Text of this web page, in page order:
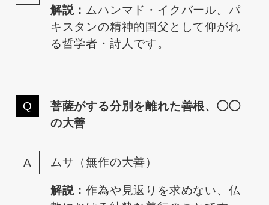
解説： ムハンマド・イクバール。パ
キスタンの精神的国父として仰がれ
る哲学者・詩人です。
菩薩がする分別を離れた善根、◯◯
の大善
ムサ（無作の大善）
解説：作為や見返りを求めない、仏